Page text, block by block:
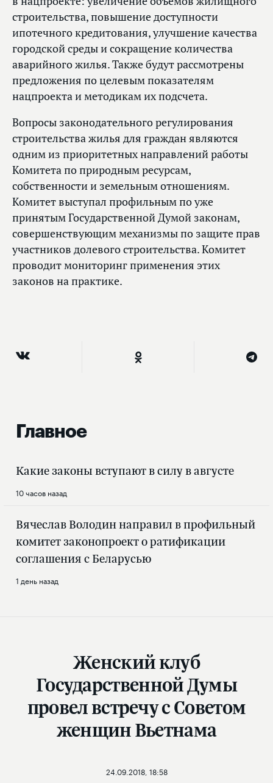
строительства, повышение доступности
ипотечного кредитования, улучшение качества
городской среды и сокращение количества
аварийного жилья. Также будут рассмотрены
предложения по целевым показателям
нацпроекта и методикам их подсчета.
Вопросы законодательного регулирования
строительства жилья для граждан являются
одним из приоритетных направлений работы
Комитета по природным ресурсам,
собственности и земельным отношениям.
Комитет выступал профильным по уже
принятым Государственной Думой законам,
совершенствующим механизмы по защите прав
участников долевого строительства. Комитет
проводит мониторинг применения этих
законов на практике.
Главное
Какие законы вступают в силу в августе
10 часов назад
Вячеслав Володин направил в профильный
комитет законопроект о ратификации
соглашения с Беларусью
1 день назад
Женский клуб
Государственной Думы
провел встречу с Советом
женщин Вьетнама
24.09.2018, 18:58